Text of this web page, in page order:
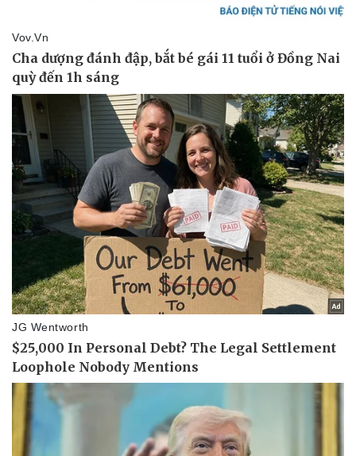
Pháp luật
Vụ án
Tin nóng
Tư vấn luật
Quân sự - Quốc phòng
Vũ khí
Việt Nam
Phân tích